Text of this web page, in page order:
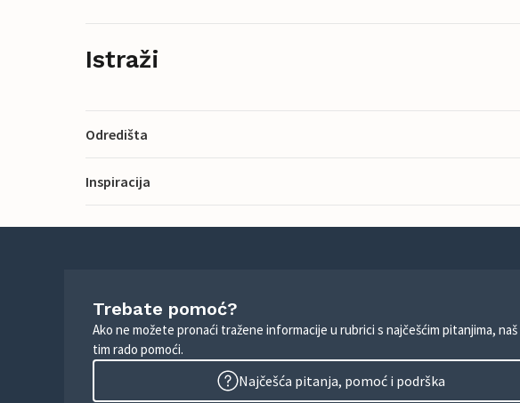
Istraži
Odredišta
Inspiracija
Trebate pomoć?
Ako ne možete pronaći tražene informacije u rubrici s najčešćim pitanjima, naš
tim rado pomoći.
Najčešća pitanja, pomoć i podrška